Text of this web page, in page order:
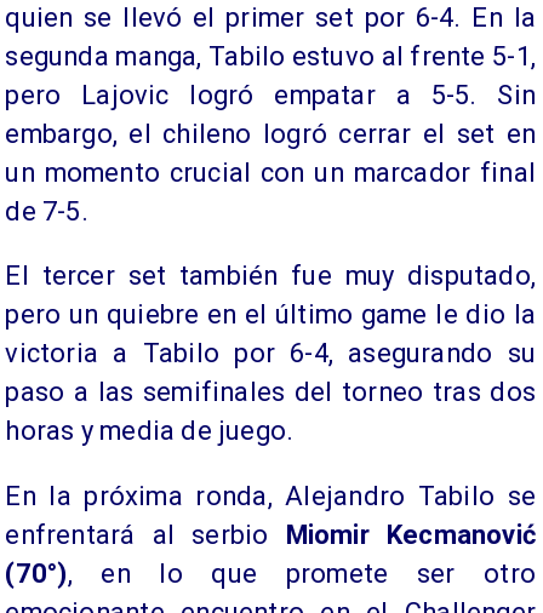
quien se llevó el primer set por 6-4. En la
segunda manga, Tabilo estuvo al frente 5-1,
pero Lajovic logró empatar a 5-5. Sin
embargo, el chileno logró cerrar el set en
un momento crucial con un marcador final
de 7-5.
El tercer set también fue muy disputado,
pero un quiebre en el último game le dio la
victoria a Tabilo por 6-4, asegurando su
paso a las semifinales del torneo tras dos
horas y media de juego.
En la próxima ronda, Alejandro Tabilo se
enfrentará al serbio
Miomir Kecmanović
(70°), en lo que promete ser otro